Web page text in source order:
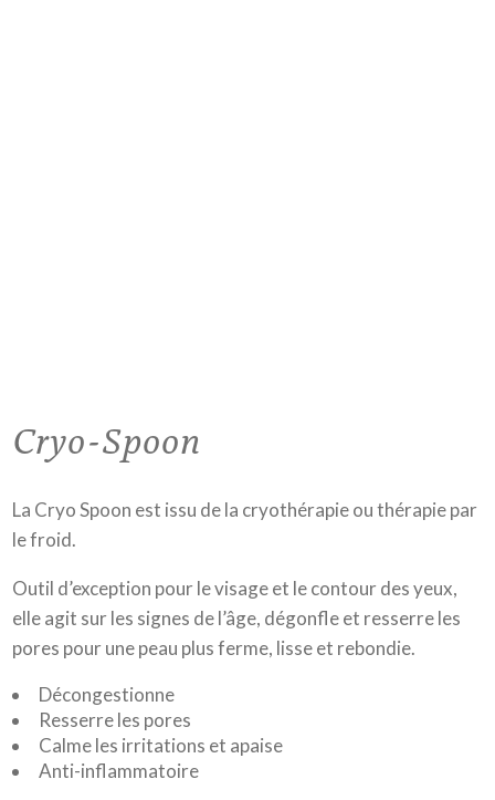
Cryo-Spoon
La Cryo Spoon est issu de la cryothérapie ou thérapie par
le froid.
Outil d’exception pour le visage et le contour des yeux,
elle agit sur les signes de l’âge, dégonfle et resserre les
pores pour une peau plus ferme, lisse et rebondie.
Décongestionne
Resserre les pores
Calme les irritations et apaise
Anti-inflammatoire